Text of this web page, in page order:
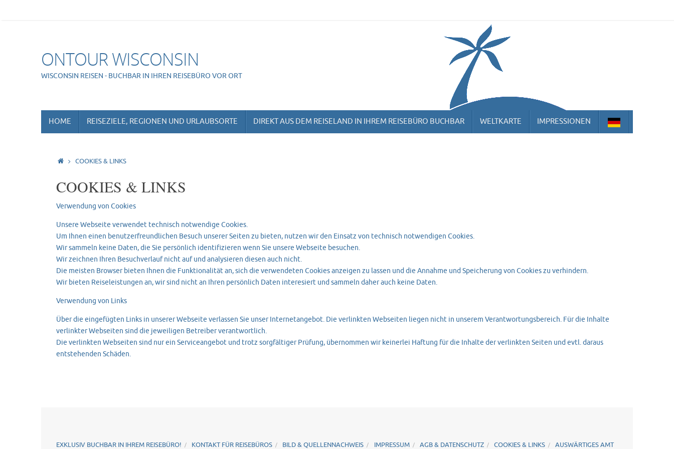
ONTOUR WISCONSIN
WISCONSIN REISEN - BUCHBAR IN IHREN REISEBÜRO VOR ORT
TO
CONTENT
HOME REISEZIELE, REGIONEN UND URLAUBSORTE DIREKT AUS DEM REISELAND IN IHREM REISEBÜRO BUCHBAR WELTKARTE IMPRESSIONEN
HOMECOOKIES & LINKS
COOKIES & LINKS
Verwendung von Cookies
Unsere Webseite verwendet technisch notwendige Cookies.
Um Ihnen einen benutzerfreundlichen Besuch unserer Seiten zu bieten, nutzen wir den Einsatz von technisch notwendigen Cookies.
Wir sammeln keine Daten, die Sie persönlich identifizieren wenn Sie unsere Webseite besuchen.
Wir zeichnen Ihren Besuchverlauf nicht auf und analysieren diesen auch nicht.
Die meisten Browser bieten Ihnen die Funktionalität an, sich die verwendeten Cookies anzeigen zu lassen und die Annahme und Speicherung von Cookies zu verhindern.
Wir bieten Reiseleistungen an, wir sind nicht an Ihren persönlich Daten interesiert und sammeln daher auch keine Daten.
Verwendung von Links
Über die eingefügten Links in unserer Webseite verlassen Sie unser Internetangebot. Die verlinkten Webseiten liegen nicht in unserem Verantwortungsbereich. Für die Inhalte
verlinkter Webseiten sind die jeweiligen Betreiber verantwortlich.
Die verlinkten Webseiten sind nur ein Serviceangebot und trotz sorgfältiger Prüfung, übernommen wir keinerlei Haftung für die Inhalte der verlinkten Seiten und evtl. daraus
entstehenden Schäden.
EXKLUSIV BUCHBAR IN IHREM REISEBÜRO! KONTAKT FÜR REISEBÜROS BILD & QUELLENNACHWEIS IMPRESSUM AGB & DATENSCHUTZ COOKIES & LINKS AUSWÄRTIGES AMT